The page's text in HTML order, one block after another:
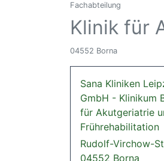
Fachabteilung
Klinik für
04552 Borna
Sana Kliniken
GmbH - Klinikum
für Akutgeriatrie
Frührehabilitation
Rudolf-Virchow-
04552 Borna